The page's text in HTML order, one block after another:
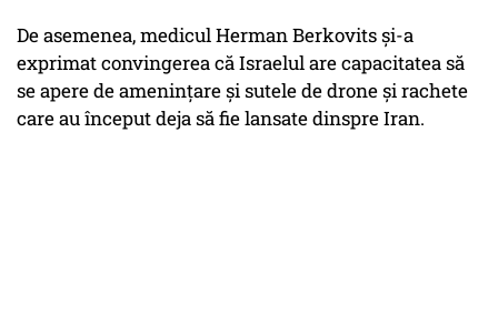
De asemenea, medicul Herman Berkovits și-a
exprimat convingerea că Israelul are capacitatea să
se apere de amenințare și sutele de drone și rachete
care au început deja să fie lansate dinspre Iran.